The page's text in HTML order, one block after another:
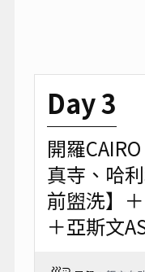
Day 3
開羅
真寺、哈
前盥洗】
＋亞斯文